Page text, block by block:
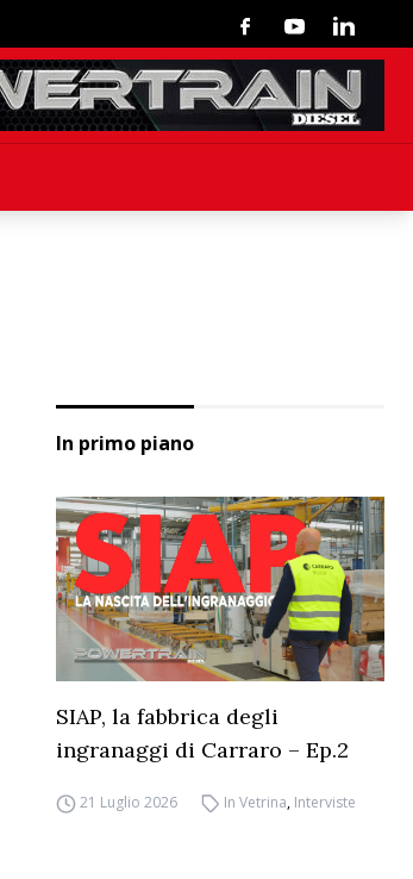
FacebookYoutubeLinkedin
In primo piano
SIAP, la fabbrica degli
ingranaggi di Carraro – Ep.2
21 Luglio 2026 In Vetrina, Interviste